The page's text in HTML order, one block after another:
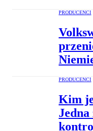
PRODUCENCI
PRODUCENCI
Kim